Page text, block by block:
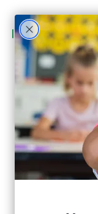
Con su
impacto
En toda
las familias y
establecerse en
nueva
máscaras y
esenciales que